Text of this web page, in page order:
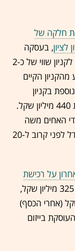
חלקה של
, בעסקה
המוערכת בכ-840 מיליון שקל, המשקפת לקניון שווי של כ-2
הקיים
נוספת בקניון
שמוקמת כיום ("קומת הפלטינום") תמורת 440 מיליון שקל.
בתחילת שנות ה-90 על ידי האחים משה
ויגאל גינדי, נרכש בחלקו (75%) בידי מגדל לפני קרוב ל-20
על רכישת
תמורת 325 מיליון שקל,
2.3 מיליארד שקל (אחרי הכסף)
בייזום